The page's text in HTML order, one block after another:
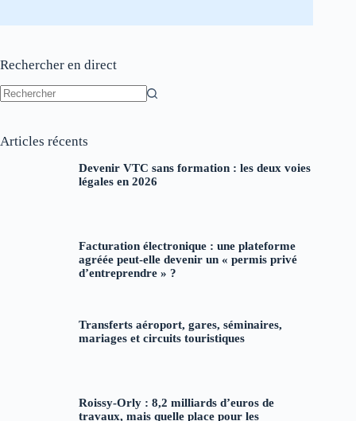
Rechercher en direct
Articles récents
Devenir VTC sans formation : les deux voies
légales en 2026
Facturation électronique : une plateforme
agréée peut-elle devenir un « permis privé
d’entreprendre » ?
Transferts aéroport, gares, séminaires,
mariages et circuits touristiques
Roissy-Orly : 8,2 milliards d’euros de
travaux, mais quelle place pour les